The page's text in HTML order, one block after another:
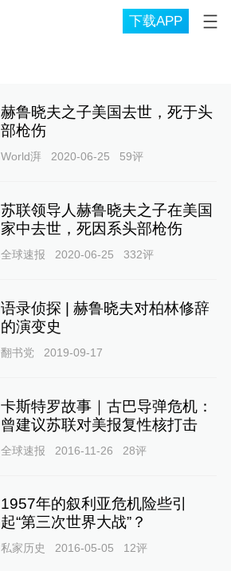
下载APP
赫鲁晓夫之子美国去世，死于头
部枪伤
World湃 2020-06-25 59评
苏联领导人赫鲁晓夫之子在美国
家中去世，死因系头部枪伤
全球速报 2020-06-25 332评
语录侦探 | 赫鲁晓夫对柏林修辞
的演变史
翻书党 2019-09-17
卡斯特罗故事｜古巴导弹危机：
曾建议苏联对美报复性核打击
全球速报 2016-11-26 28评
1957年的叙利亚危机险些引
起“第三次世界大战”？
私家历史 2016-05-05 12评